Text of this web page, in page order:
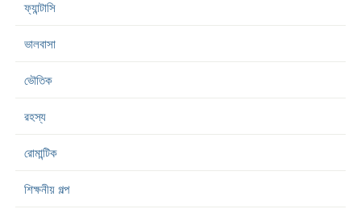
ফ্যান্টাসি
ভালবাসা
ভৌতিক
রহস্য
রোমান্টিক
শিক্ষনীয় গল্প